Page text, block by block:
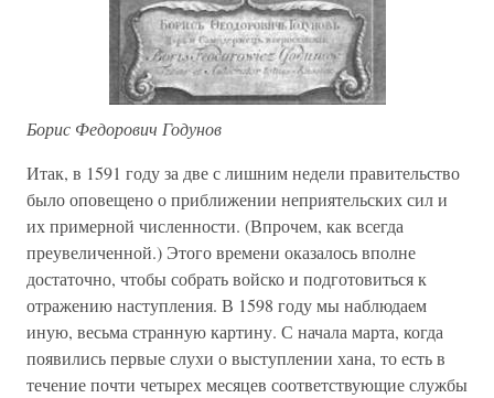
Борис Федорович Годунов
Итак, в 1591 году за две с лишним недели правительство
было оповещено о приближении неприятельских сил и
их примерной численности. (Впрочем, как всегда
преувеличенной.) Этого времени оказалось вполне
достаточно, чтобы собрать войско и подготовиться к
отражению наступления. В 1598 году мы наблюдаем
иную, весьма странную картину. С начала марта, когда
появились первые слухи о выступлении хана, то есть в
течение почти четырех месяцев соответствующие службы